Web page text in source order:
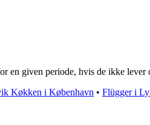
en given periode, hvis de ikke
Køkken i København • Flügger i